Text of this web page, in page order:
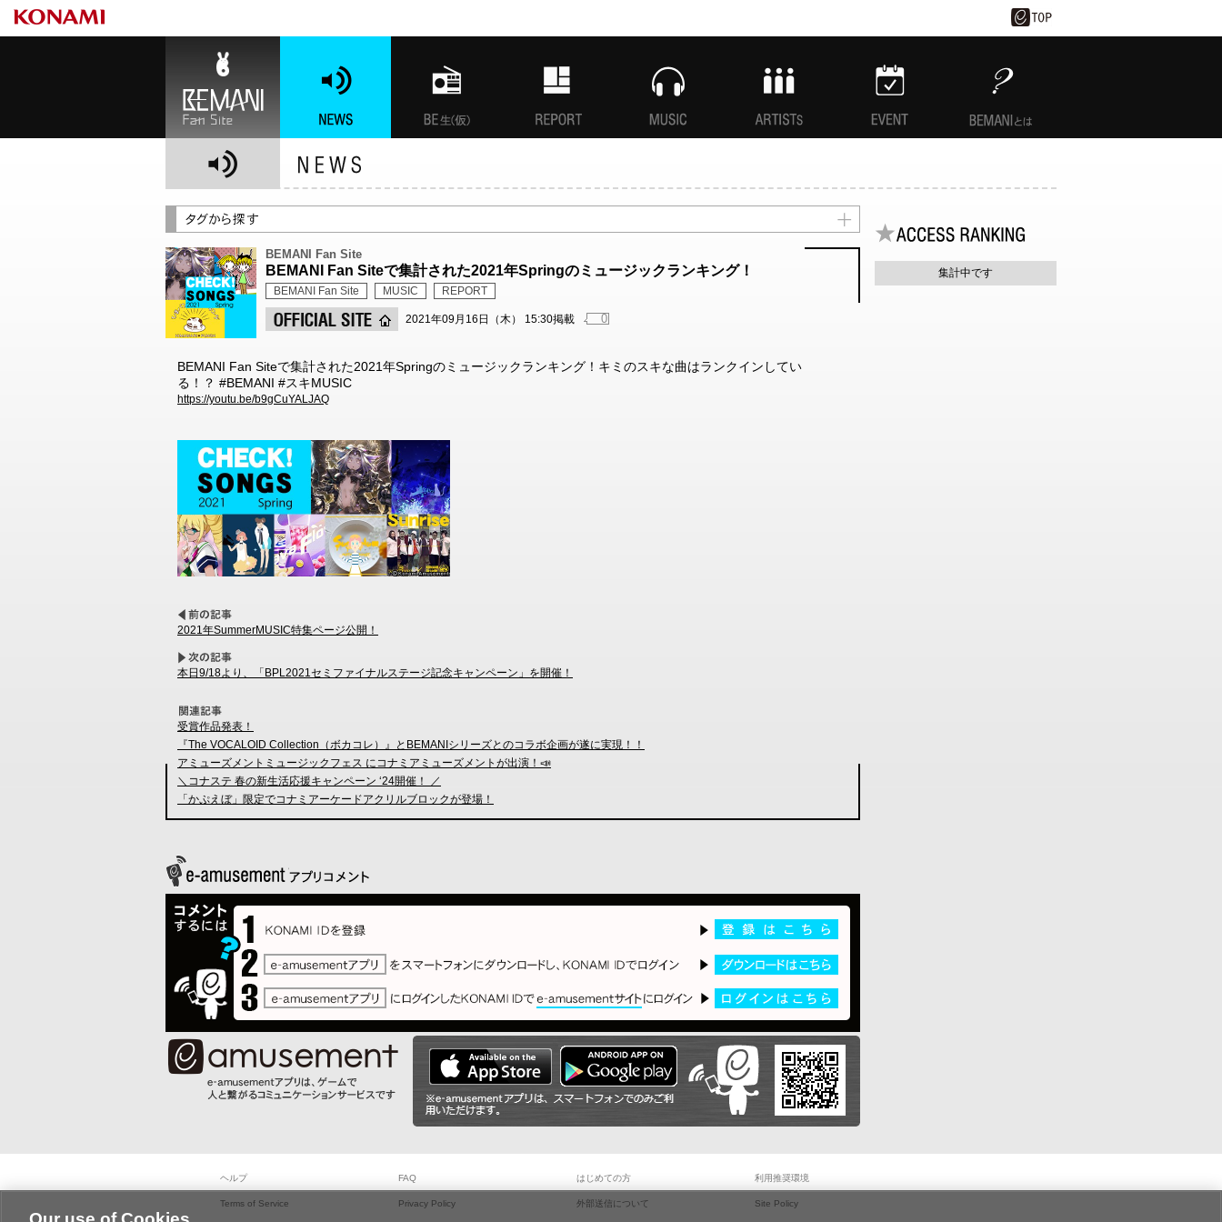
BEMANI Fan Site
BEMANI Fan Siteで集計された2021年Springのミュージックランキング！
BEMANI Fan Site MUSIC REPORT
2021年09月16日（木） 15:30掲載 0
BEMANI Fan Siteで集計された2021年Springのミュージックランキング！キミのスキな曲はランクインしてい
る！？ #BEMANI #スキMUSIC
https://youtu.be/b9gCuYALJAQ
2021年SummerMUSIC特集ページ公開！
本日9/18より、「BPL2021セミファイナルステージ記念キャンペーン」を開催！
受賞作品発表！
『The VOCALOID Collection（ボカコレ）』とBEMANIシリーズとのコラボ企画が遂に実現！！
アミューズメントミュージックフェス にコナミアミューズメントが出演！📣
＼コナステ 春の新生活応援キャンペーン ‘24開催！ ／
「かぷえぼ」限定でコナミアーケードアクリルブロックが登場！
集計中です
ヘルプ FAQ はじめての方 利用推奨環境
Terms of Service Privacy Policy 外部送信について Site Policy